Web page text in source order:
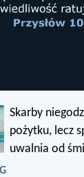
Skarby
pożytku, lecz
uwalnia od